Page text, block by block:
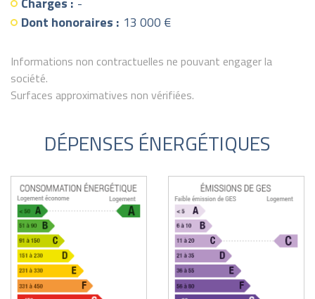
Dont honoraires : 13 000 €
Informations non contractuelles ne pouvant engager la
société.
Surfaces approximatives non vérifiées.
DÉPENSES ÉNERGÉTIQUES